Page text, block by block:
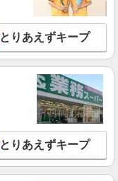
とりあえずキープ
とりあえずキープ